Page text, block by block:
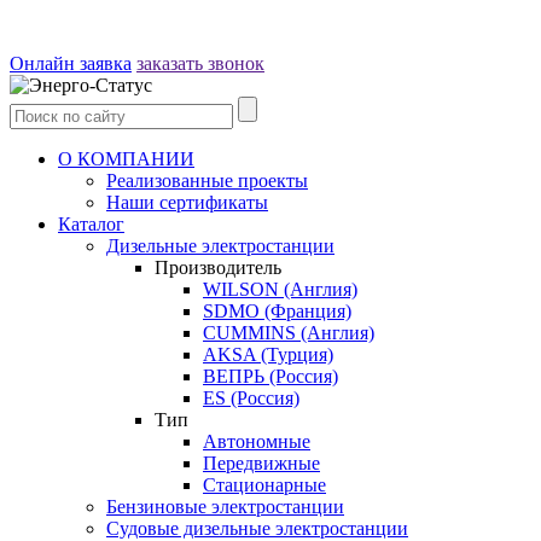
Онлайн заявка заказать звонок
О КОМПАНИИ
Реализованные проекты
Наши сертификаты
Каталог
Дизельные электростанции
Производитель
WILSON (Англия)
SDMO (Франция)
CUMMINS (Англия)
AKSA (Турция)
ВЕПРЬ (Россия)
ES (Россия)
Тип
Автономные
Передвижные
Стационарные
Бензиновые электростанции
Судовые дизельные электростанции